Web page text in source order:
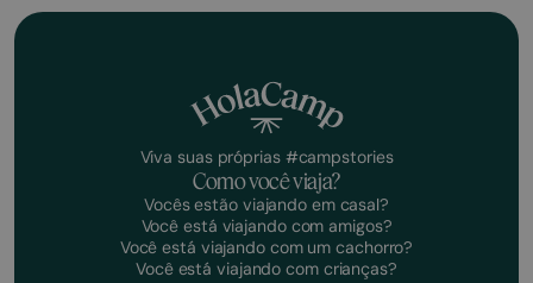
Viva suas próprias #campstories
Como você viaja?
Vocês estão viajando em casal?
Você está viajando com amigos?
Você está viajando com um cachorro?
Você está viajando com crianças?